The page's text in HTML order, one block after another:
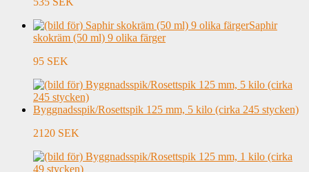
Saphir
skokräm (50 ml) 9 olika färger
95 SEK
Byggnadsspik/Rosettspik 125 mm, 5 kilo (cirka 245 stycken)
2120 SEK